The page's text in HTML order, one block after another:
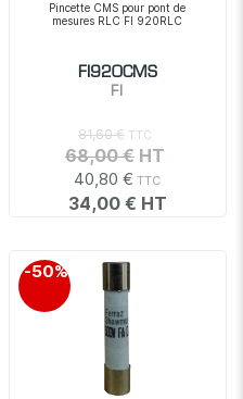
Pincette CMS pour pont de
mesures RLC FI 920RLC
FI920CMS
FI
40,80 €
34,00 €
81,60 €
68,00 €
-50%